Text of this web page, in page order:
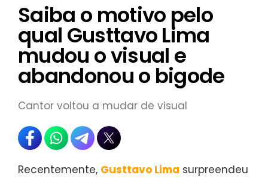
Saiba o motivo pelo
qual Gusttavo Lima
mudou o visual e
abandonou o bigode
Cantor voltou a mudar de visual
Recentemente, Gusttavo Lima surpreendeu